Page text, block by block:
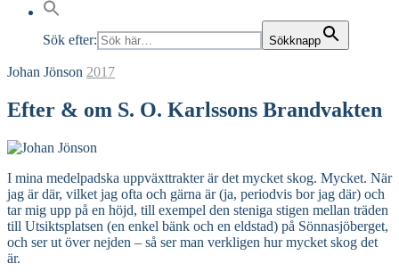
Sök efter: Sökknapp
Johan Jönson 2017
Efter & om S. O. Karlssons Brandvakten
I mina medelpadska uppväxttrakter är det mycket skog. Mycket. När
jag är där, vilket jag ofta och gärna är (ja, periodvis bor jag där) och
tar mig upp på en höjd, till exempel den steniga stigen mellan träden
till Utsiktsplatsen (en enkel bänk och en eldstad) på Sönnasjöberget,
och ser ut över nejden – så ser man verkligen hur mycket skog det
är.